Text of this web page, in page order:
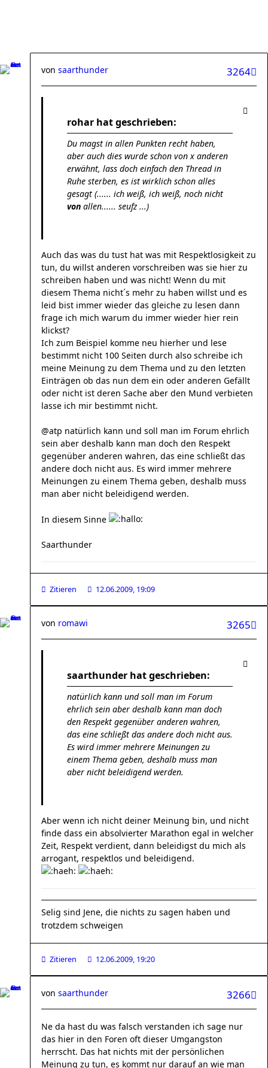
3264
von saarthunder
rohar hat geschrieben:
Du magst in allen Punkten recht haben,
aber auch dies wurde schon von x anderen
erwähnt, lass doch einfach den Thread in
Ruhe sterben, es ist wirklich schon alles
gesagt (...... ich weiß, ich weiß, noch nicht
von allen...... seufz ...)
Auch das was du tust hat was mit Respektlosigkeit zu
tun, du willst anderen vorschreiben was sie hier zu
schreiben haben und was nicht! Wenn du mit
diesem Thema nicht´s mehr zu haben willst und es
leid bist immer wieder das gleiche zu lesen dann
frage ich mich warum du immer wieder hier rein
klickst?
Ich zum Beispiel komme neu hierher und lese
bestimmt nicht 100 Seiten durch also schreibe ich
meine Meinung zu dem Thema und zu den letzten
Einträgen ob das nun dem ein oder anderen Gefällt
oder nicht ist deren Sache aber den Mund verbieten
lasse ich mir bestimmt nicht.
@atp natürlich kann und soll man im Forum ehrlich
sein aber deshalb kann man doch den Respekt
gegenüber anderen wahren, das eine schließt das
andere doch nicht aus. Es wird immer mehrere
Meinungen zu einem Thema geben, deshalb muss
man aber nicht beleidigend werden.
In diesem Sinne
Saarthunder
Zitieren 12.06.2009, 19:09
3265
von romawi
saarthunder hat geschrieben:
natürlich kann und soll man im Forum
ehrlich sein aber deshalb kann man doch
den Respekt gegenüber anderen wahren,
das eine schließt das andere doch nicht aus.
Es wird immer mehrere Meinungen zu
einem Thema geben, deshalb muss man
aber nicht beleidigend werden.
Aber wenn ich nicht deiner Meinung bin, und nicht
finde dass ein absolvierter Marathon egal in welcher
Zeit, Respekt verdient, dann beleidigst du mich als
arrogant, respektlos und beleidigend.
Selig sind Jene, die nichts zu sagen haben und
trotzdem schweigen
Zitieren 12.06.2009, 19:20
3266
von saarthunder
Ne da hast du was falsch verstanden ich sage nur
das hier in den Foren oft dieser Umgangston
herrscht. Das hat nichts mit der persönlichen
Meinung zu tun, es kommt nur darauf an wie man